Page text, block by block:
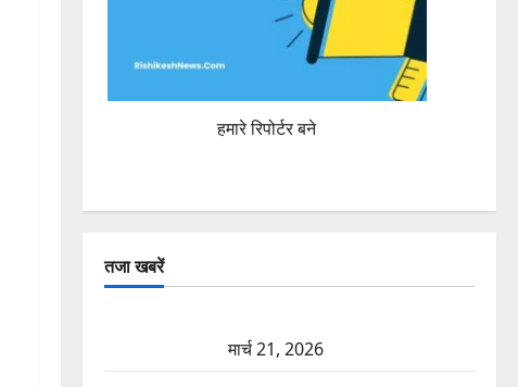
हमारे रिपोर्टर बने
तजा खबरें
मार्च 21, 2026